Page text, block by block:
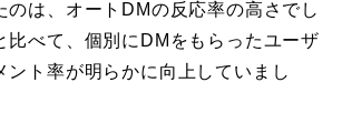
のは、オートDMの反応率の高さでし
比べて、個別にDMをもらったユーザ
ント率が明らかに向上していまし